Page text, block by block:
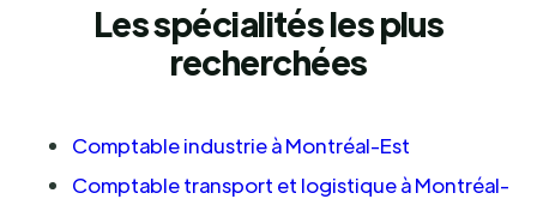
Les spécialités les plus
recherchées
Comptable industrie à Montréal-Est
Comptable transport et logistique à Montréal-